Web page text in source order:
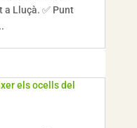
a Lluçà. ✅ Punt